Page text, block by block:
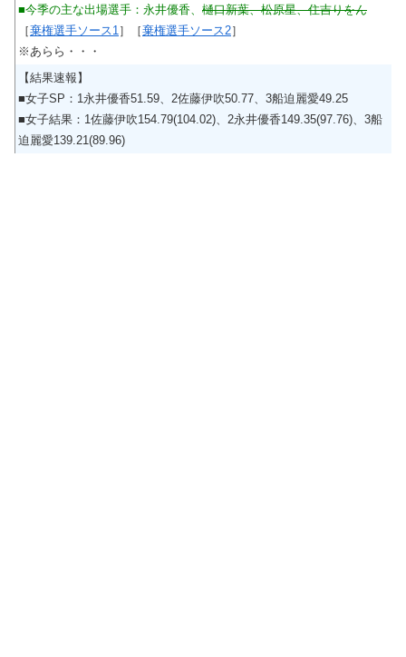
■今季の主な出場選手：永井優香、 樋口新葉、松原星、住吉りをん
［棄権選手ソース1 ］［棄権選手ソース2］
※あらら・・・
【結果速報】
■女子SP：1永井優香51.59、2佐藤伊吹50.77、3船迫麗愛49.25
■女子結果：1佐藤伊吹154.79(104.02)、2永井優香149.35(97.76)、3船
迫麗愛139.21(89.96)